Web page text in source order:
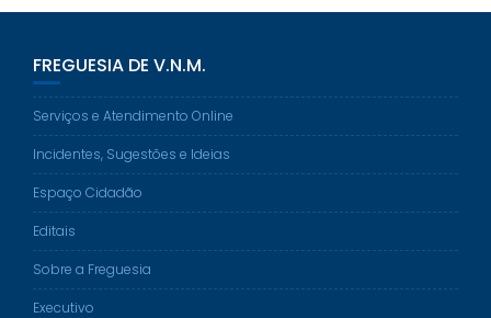
FREGUESIA DE V.N.M.
Serviços e Atendimento Online
Incidentes, Sugestões e Ideias
Espaço Cidadão
Editais
Sobre a Freguesia
Executivo